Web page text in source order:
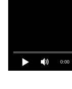
0:00